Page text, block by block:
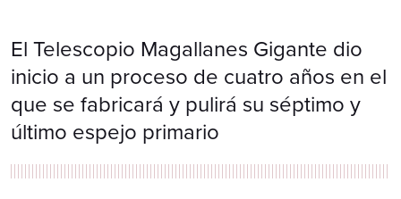
El Telescopio Magallanes Gigante dio
inicio a un proceso de cuatro años en el
que se fabricará y pulirá su séptimo y
último espejo primario